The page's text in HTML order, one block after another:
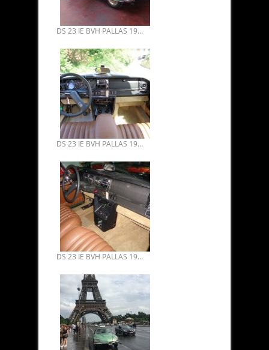
DS 23 IE BVH PALLAS 1974 RESTAURATION INTÉGRALE 17.
DS 23 IE BVH PALLAS 1974 RESTAURATION INTÉGRALE 16.
DS 23 IE BVH PALLAS 1974 RESTAURATION INTÉGRALE 15.